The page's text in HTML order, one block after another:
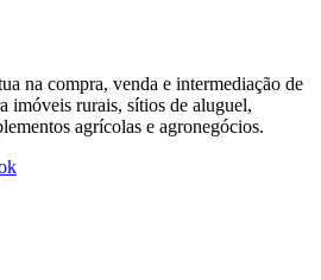
na compra, venda e intermediação de
imóveis rurais, sítios de aluguel,
agrícolas e agronegócios.